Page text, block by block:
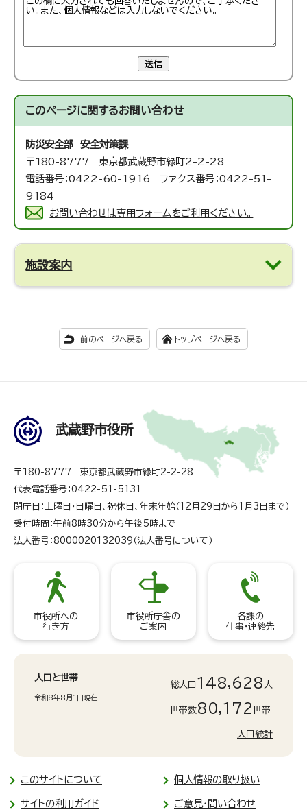
送信
このページに関するお問い合わせ
防災安全部 安全対策課
〒180-8777 東京都武蔵野市緑町2-2-28
電話番号：0422-60-1916 ファクス番号：0422-51-
9184
お問い合わせは専用フォームをご利用ください。
施設案内
前のページへ戻る トップページへ戻る
武蔵野市役所
〒180-8777 東京都武蔵野市緑町2-2-28
代表電話番号：0422-51-5131
閉庁日：土曜日・日曜日、祝休日、年末年始（12月29日から1月3日まで）
受付時間：午前8時30分から午後5時まで
法人番号：8000020132039（ 法人番号について ）
市役所への
行き方
市役所庁舎の
ご案内
各課の
仕事・連絡先
人口と世帯
令和8年8月1日現在
総人口 148,628 人
世帯数80,172世帯
人口統計
このサイトについて 個人情報の取り扱い
サイトの利用ガイド ご意見・問い合わせ